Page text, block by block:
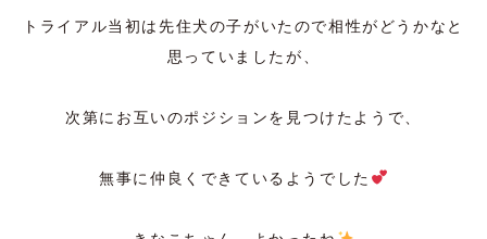
トライアル当初は先住犬の子がいたので相性がどうかなと
思っていましたが、
次第にお互いのポジションを見つけたようで、
無事に仲良くできているようでした